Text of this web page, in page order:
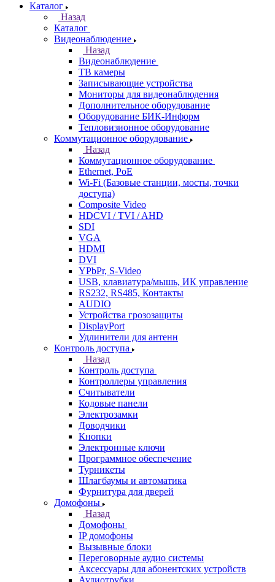
Каталог
Назад
Каталог
Видеонаблюдение
Назад
Видеонаблюдение
ТВ камеры
Записывающие устройства
Мониторы для видеонаблюдения
Дополнительное оборудование
Оборудование БИК-Информ
Тепловизионное оборудование
Коммутационное оборудование
Назад
Коммутационное оборудование
Ethernet, PoE
Wi-Fi (Базовые станции, мосты, точки
доступа)
Composite Video
HDCVI / TVI / AHD
SDI
VGA
HDMI
DVI
YPbPr, S-Video
USB, клавиатура/мышь, ИК управление
RS232, RS485, Контакты
AUDIO
Устройства грозозащиты
DisplayPort
Удлинители для антенн
Контроль доступа
Назад
Контроль доступа
Контроллеры управления
Считыватели
Кодовые панели
Электрозамки
Доводчики
Кнопки
Электронные ключи
Программное обеспечение
Турникеты
Шлагбаумы и автоматика
Фурнитура для дверей
Домофоны
Назад
Домофоны
IP домофоны
Вызывные блоки
Переговорные аудио системы
Аксессуары для абонентских устройств
Аудиотрубки